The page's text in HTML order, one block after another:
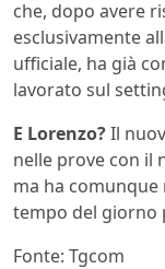
che, dopo avere
esclusivamente
ufficiale, ha già
lavorato sul
E Lorenzo?Il
nelle prove con il
ma ha
tempo del giorno
Fonte: Tgcom